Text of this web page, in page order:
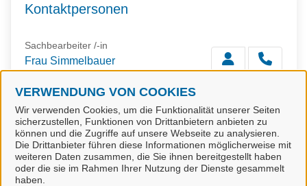
VERWENDUNG VON COOKIES
Wir verwenden Cookies, um die Funktionalität unserer Seiten
sicherzustellen, Funktionen von Drittanbietern anbieten zu
können und die Zugriffe auf unsere Webseite zu analysieren.
Die Drittanbieter führen diese Informationen möglicherweise mit
weiteren Daten zusammen, die Sie ihnen bereitgestellt haben
oder die sie im Rahmen Ihrer Nutzung der Dienste gesammelt
haben.
Kontaktpersonen
Sachbearbeiter /-in
Frau Simmelbauer
Sachbearbeiter /-in
Frau Klingbeil